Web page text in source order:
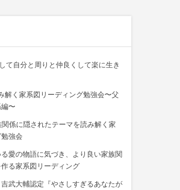
て自分と周りと仲良くして楽に生き
解く家系図リーディング勉強会〜父
〜
係に隠されたテーマを読み解く家
強会
愛の物語に気づき、より良い家族関
る家系図リーディング
武大輔認定『やさしすぎるあなたが